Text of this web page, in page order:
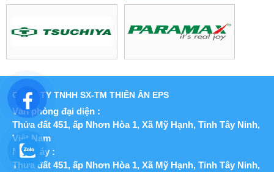
CÔNG TY TNHH SX-TM THIÊN ÂN EPS
Văn phòng đại diện :
Thửa đất 451, ấp Nhơn Hòa 1, Xã Mỹ Hạnh, Tỉnh Tây Ninh,
Việt Nam
Nhà máy :
Thửa đất 451, ấp Nhơn Hòa 1, Xã Mỹ Hạnh, Tỉnh Tây Ninh,